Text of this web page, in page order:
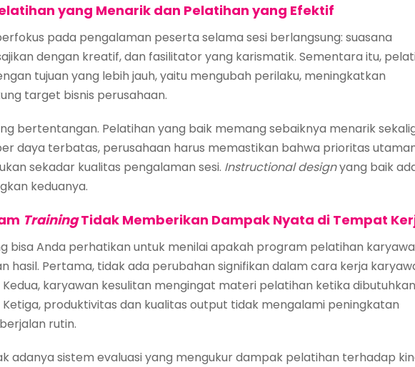
yang Menarik dan Pelatihan yang Efektif
pada pengalaman peserta selama sesi berlangsung: suasana
dengan kreatif, dan fasilitator yang karismatik. Sementara itu,
tujuan yang lebih jauh, yaitu mengubah perilaku, meningkatkan
target bisnis perusahaan.
bertentangan. Pelatihan yang baik memang sebaiknya menarik
daya terbatas, perusahaan harus memastikan bahwa prioritas
sekadar kualitas pengalaman sesi. Instructional designyang baik
keduanya.
TrainingTidak Memberikan Dampak Nyata di Tempat
bisa Anda perhatikan untuk menilai apakah program pelatihan
hasil. Pertama, tidak ada perubahan signifikan dalam cara kerja
karyawan kesulitan mengingat materi pelatihan ketika dibutuhkan
produktivitas dan kualitas output tidak mengalami peningkatan
rutin.
adanya sistem evaluasi yang mengukur dampak pelatihan terhadap